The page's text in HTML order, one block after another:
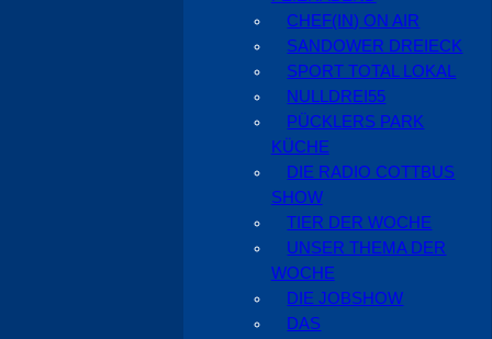
CHEF(IN) ON AIR
SANDOWER DREIECK
SPORT TOTAL LOKAL
NULLDREI55
PÜCKLERS PARK
KÜCHE
DIE RADIO COTTBUS
SHOW
TIER DER WOCHE
UNSER THEMA DER
WOCHE
DIE JOBSHOW
DAS